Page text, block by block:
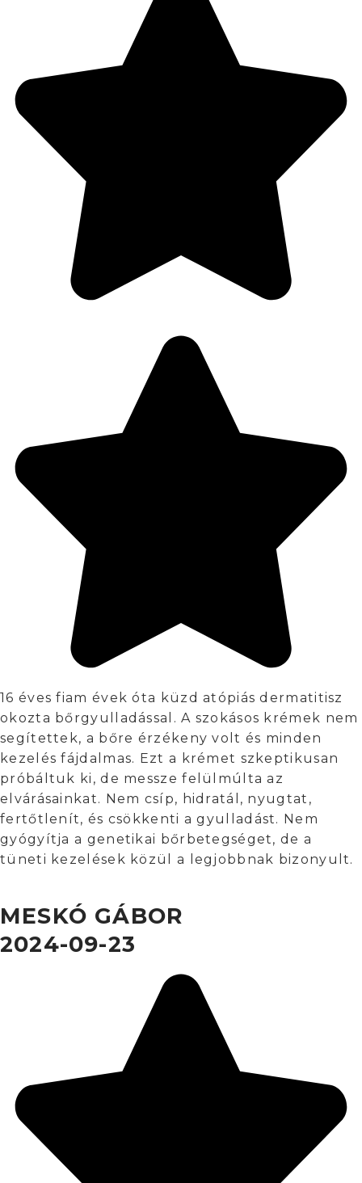
16 éves fiam évek óta küzd atópiás dermatitisz
okozta bőrgyulladással. A szokásos krémek nem
segítettek, a bőre érzékeny volt és minden
kezelés fájdalmas. Ezt a krémet szkeptikusan
próbáltuk ki, de messze felülmúlta az
elvárásainkat. Nem csíp, hidratál, nyugtat,
fertőtlenít, és csökkenti a gyulladást. Nem
gyógyítja a genetikai bőrbetegséget, de a
tüneti kezelések közül a legjobbnak bizonyult.
MESKÓ GÁBOR
2024-09-23